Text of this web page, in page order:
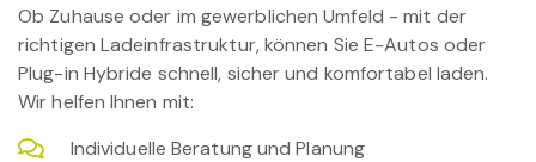
Ob Zuhause oder im gewerblichen Umfeld - mit der
richtigen Ladeinfrastruktur, können Sie E-Autos oder
Plug-in Hybride schnell, sicher und komfortabel laden.
Wir helfen Ihnen mit:
Individuelle Beratung und Planung